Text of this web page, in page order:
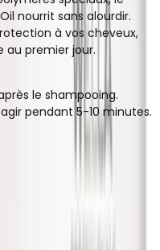
nourrit sans alourdir.
à vos cheveux,
premier jour.
le shampooing.
pendant 5-10 minutes.